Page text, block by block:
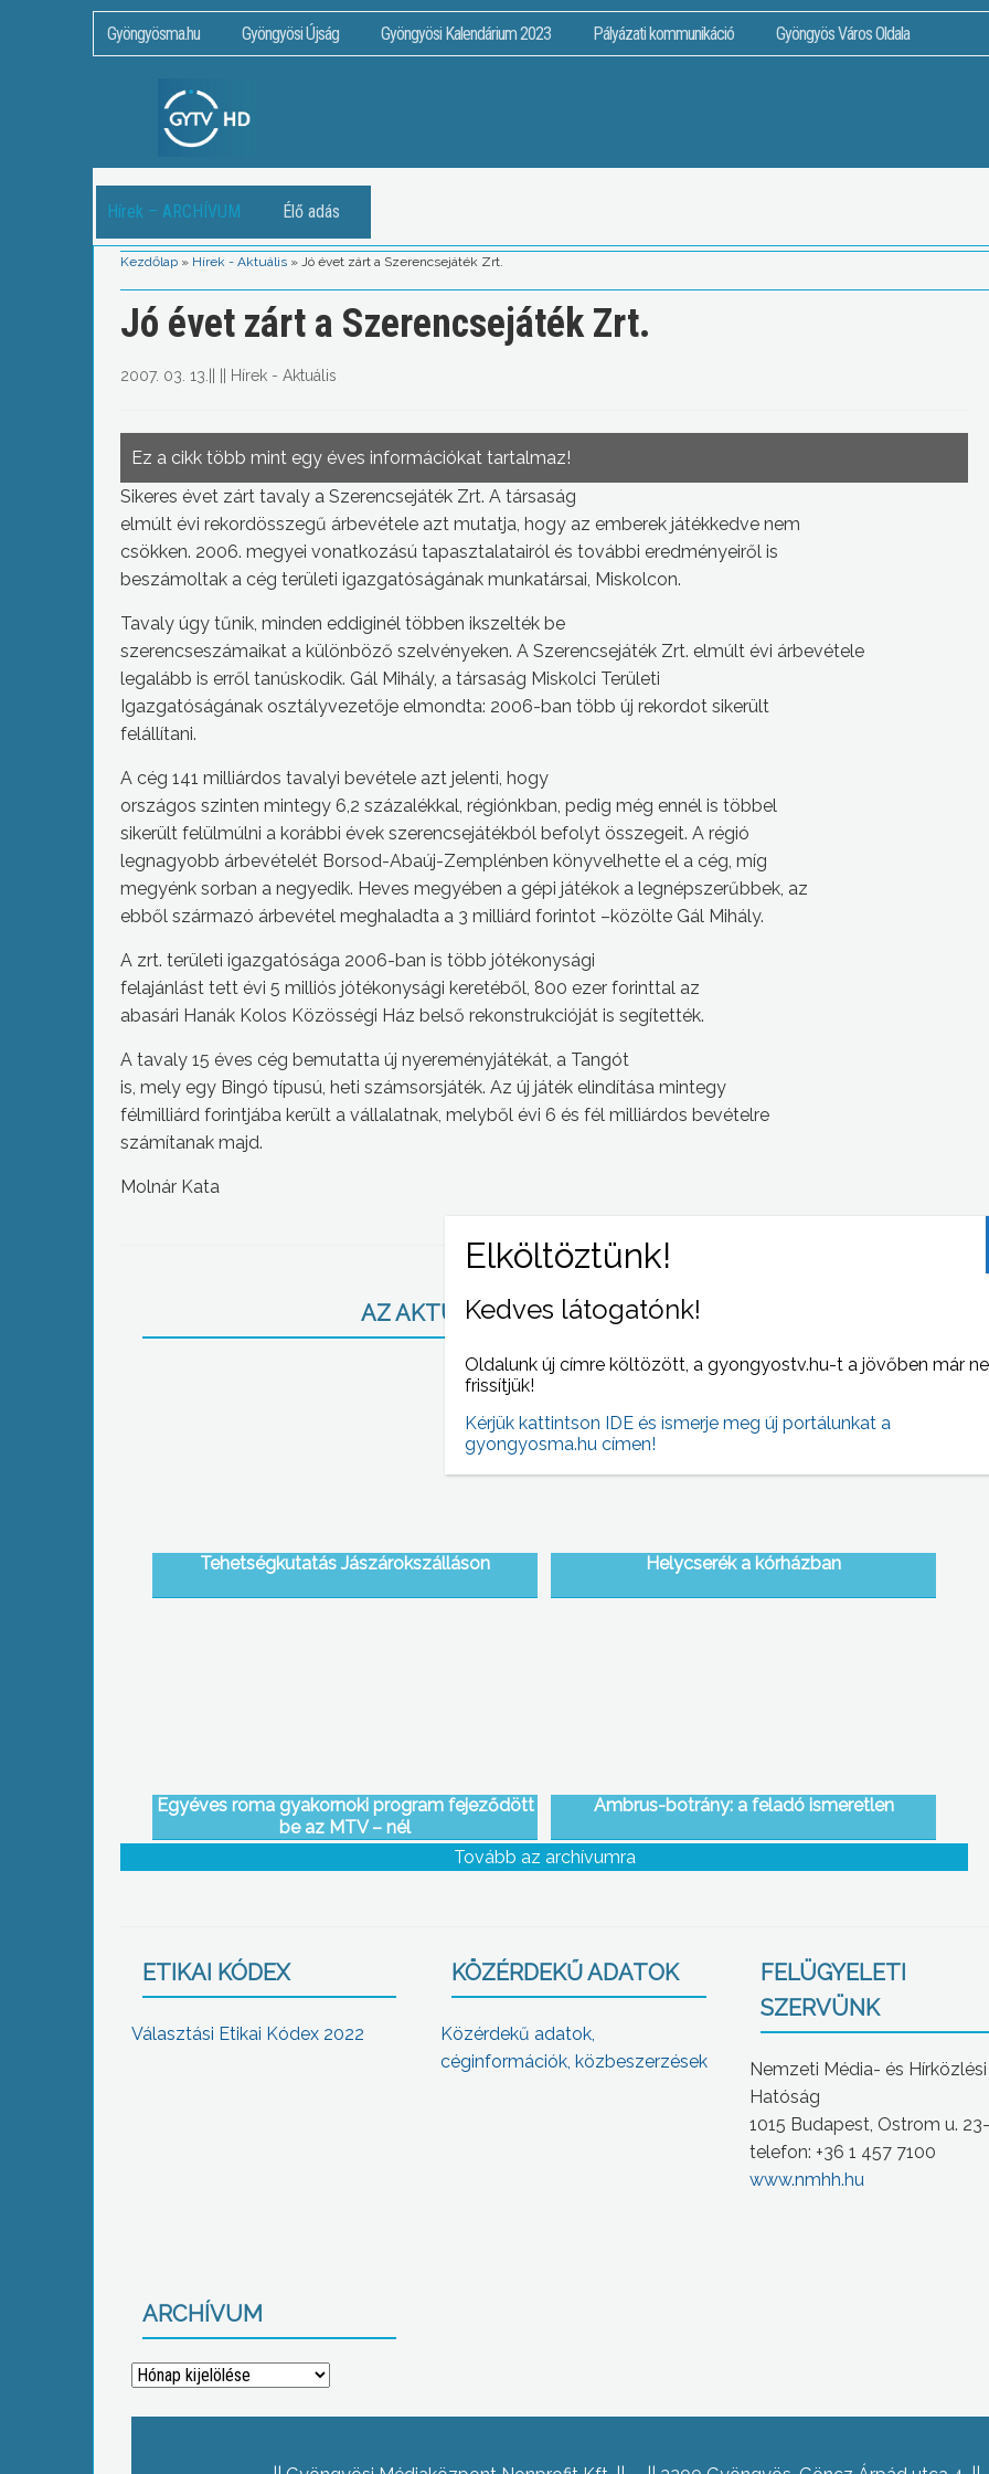
Gyöngyösma.hu Gyöngyösi Újság Gyöngyösi Kalendárium 2023 Pályázati kommunikáció Gyöngyös Város Oldala
Hírek – ARCHÍVUM Élő adás
Kezdőlap » Hírek - Aktuális » Jó évet zárt a Szerencsejáték Zrt.
Jó évet zárt a Szerencsejáték Zrt.
2007. 03. 13. Hírek - Aktuális
Ez a cikk több mint egy éves információkat tartalmaz!
Sikeres évet zárt tavaly a Szerencsejáték Zrt. A társaság
elmúlt évi rekordösszegű árbevétele azt mutatja, hogy az emberek játékkedve nem
csökken. 2006. megyei vonatkozású tapasztalatairól és további eredményeiről is
beszámoltak a cég területi igazgatóságának munkatársai, Miskolcon.
Tavaly úgy tűnik, minden eddiginél többen ikszelték be
szerencseszámaikat a különböző szelvényeken. A Szerencsejáték Zrt. elmúlt évi árbevétele
legalább is erről tanúskodik. Gál Mihály, a társaság Miskolci Területi
Igazgatóságának osztályvezetője elmondta: 2006-ban több új rekordot sikerült
felállítani.
A cég 141 milliárdos tavalyi bevétele azt jelenti, hogy
országos szinten mintegy 6,2 százalékkal, régiónkban, pedig még ennél is többel
sikerült felülmúlni a korábbi évek szerencsejátékból befolyt összegeit. A régió
legnagyobb árbevételét Borsod-Abaúj-Zemplénben könyvelhette el a cég, míg
megyénk sorban a negyedik. Heves megyében a gépi játékok a legnépszerűbbek, az
ebből származó árbevétel meghaladta a 3 milliárd forintot –közölte Gál Mihály.
A zrt. területi igazgatósága 2006-ban is több jótékonysági
felajánlást tett évi 5 milliós jótékonysági keretéből, 800 ezer forinttal az
abasári Hanák Kolos Közösségi Ház belső rekonstrukcióját is segítették.
A tavaly 15 éves cég bemutatta új nyereményjátékát, a Tangót
is, mely egy Bingó típusú, heti számsorsjáték. Az új játék elindítása mintegy
félmilliárd forintjába került a vállalatnak, melyből évi 6 és fél milliárdos bevételre
számítanak majd.
Molnár Kata
AZ AKTUÁLIS NAPI HÍREI
Tehetségkutatás Jászárokszálláson Helycserék a kórházban
Egyéves roma gyakornoki program fejeződött
be az MTV – nél
Ambrus-botrány: a feladó ismeretlen
Tovább az archívumra
ETIKAI KÓDEX
Választási Etikai Kódex 2022
KÖZÉRDEKŰ ADATOK
Közérdekű adatok,
céginformációk, közbeszerzések
FELÜGYELETI
SZERVÜNK
Nemzeti Média- és Hírközlési
Hatóság
1015 Budapest, Ostrom u.
telefon: +36 1 457 7100
www.nmhh.hu
ARCHÍVUM
Archívum
Kedves látogatónk!
Oldalunk új címre költözött, a gyongyostv.hu-t a jövőben már
frissítjük!
Kérjük kattintson IDE és ismerje meg új portálunkat a
gyongyosma.hu címen!